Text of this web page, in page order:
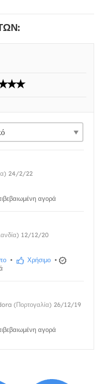
24/2/22
αγορά
12/12/20
• Χρήσιμο •
(Πορτογαλία) 26/12/19
αγορά